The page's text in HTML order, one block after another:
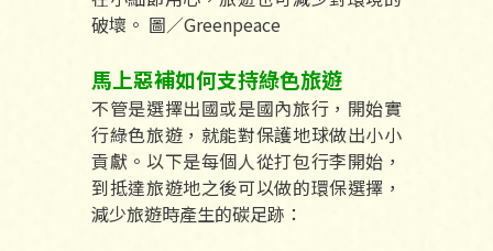
破壞。 圖／Greenpeace
馬上惡補如何支持綠色旅遊
不管是選擇出國或是國內旅行，開始實
行綠色旅遊，就能對保護地球做出小小
貢獻。以下是每個人從打包行李開始，
到抵達旅遊地之後可以做的環保選擇，
減少旅遊時產生的碳足跡：